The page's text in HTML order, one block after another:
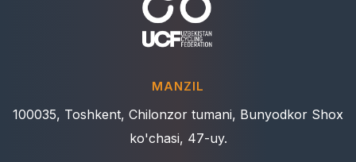
MANZIL
100035, Toshkent, Chilonzor tumani, Bunyodkor Shox
ko'chasi, 47-uy.